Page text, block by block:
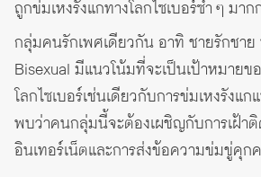
ถูกข่มเหงรังแกทางโลกไซเบอร์ซ้ำ ๆ มา
กลุ่มคนรักเพศเดียวกัน อาทิ ชายรักชา
Bisexual มีแนวโน้มที่จะเป็นเป้าหมายข
โลกไซเบอร์เช่นเดียวกับการข่มเหงรังแ
พบว่าคนกลุ่มนี้จะต้องเผชิญกับการเฝ้า
อินเทอร์เน็ตและการส่งข้อความข่มขู่คุ